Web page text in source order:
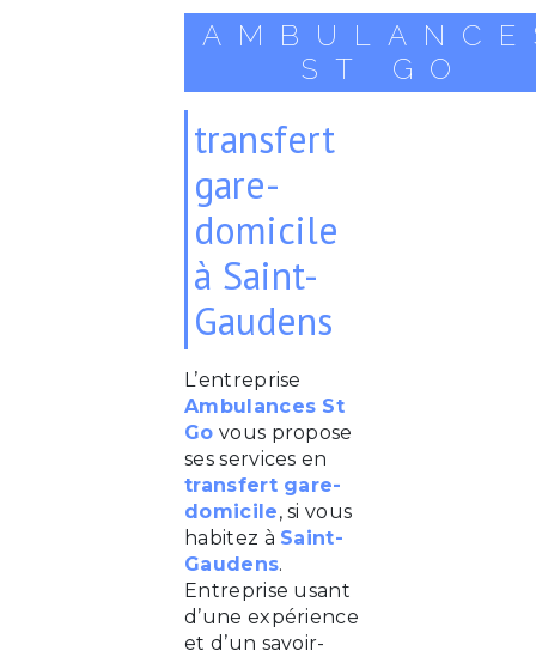
ST GO
transfert
gare-
domicile
à Saint-
Gaudens
L’entreprise
Ambulances St
Go vous propose
ses services en
transfert gare-
domicile, si vous
habitez à Saint-
Gaudens.
Entreprise usant
d’une expérience
et d’un savoir-